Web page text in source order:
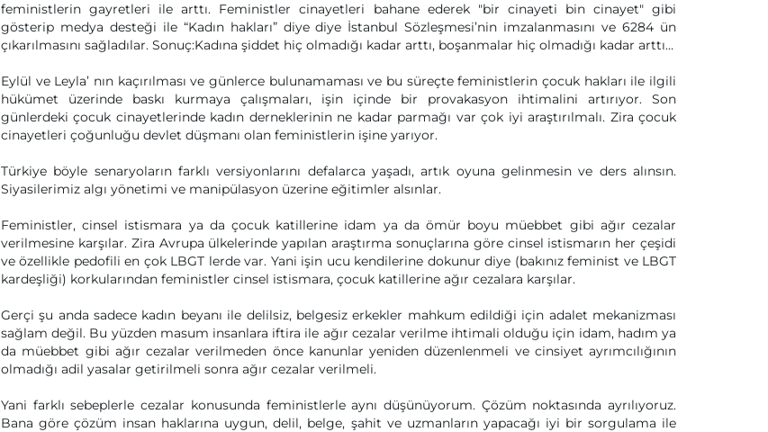
feministlerin gayretleri ile arttı. Feministler cinayetleri bahane ederek "bir cinayeti bin cinayet" gibi
gösterip medya desteği ile “Kadın hakları” diye diye İstanbul Sözleşmesi’nin imzalanmasını ve 6284 ün
çıkarılmasını sağladılar. Sonuç:Kadına şiddet hiç olmadığı kadar arttı, boşanmalar hiç olmadığı kadar arttı…
Eylül ve Leyla’ nın kaçırılması ve günlerce bulunamaması ve bu süreçte feministlerin çocuk hakları ile ilgili
hükümet üzerinde baskı kurmaya çalışmaları, işin içinde bir provakasyon ihtimalini artırıyor. Son
günlerdeki çocuk cinayetlerinde kadın derneklerinin ne kadar parmağı var çok iyi araştırılmalı. Zira çocuk
cinayetleri çoğunluğu devlet düşmanı olan feministlerin işine yarıyor.
Türkiye böyle senaryoların farklı versiyonlarını defalarca yaşadı, artık oyuna gelinmesin ve ders alınsın.
Siyasilerimiz algı yönetimi ve manipülasyon üzerine eğitimler alsınlar.
Feministler, cinsel istismara ya da çocuk katillerine idam ya da ömür boyu müebbet gibi ağır cezalar
verilmesine karşılar. Zira Avrupa ülkelerinde yapılan araştırma sonuçlarına göre cinsel istismarın her çeşidi
ve özellikle pedofili en çok LBGT lerde var. Yani işin ucu kendilerine dokunur diye (bakınız feminist ve LBGT
kardeşliği) korkularından feministler cinsel istismara, çocuk katillerine ağır cezalara karşılar.
Gerçi şu anda sadece kadın beyanı ile delilsiz, belgesiz erkekler mahkum edildiği için adalet mekanizması
sağlam değil. Bu yüzden masum insanlara iftira ile ağır cezalar verilme ihtimali olduğu için idam, hadım ya
da müebbet gibi ağır cezalar verilmeden önce kanunlar yeniden düzenlenmeli ve cinsiyet ayrımcılığının
olmadığı adil yasalar getirilmeli sonra ağır cezalar verilmeli.
Yani farklı sebeplerle cezalar konusunda feministlerle aynı düşünüyorum. Çözüm noktasında ayrılıyoruz.
Bana göre çözüm insan haklarına uygun, delil, belge, şahit ve uzmanların yapacağı iyi bir sorgulama ile